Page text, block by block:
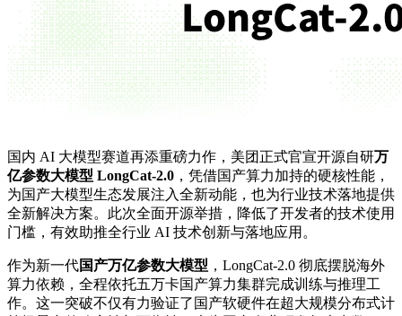
国内 AI 大模型赛道再添重磅力作，美团正式官宣开源自研万
亿参数大模型 LongCat-2.0 ，凭借国产算力加持的硬核性能，
为国产大模型生态发展注入全新动能，也为行业技术落地提供
全新解决方案。此次全面开源举措，降低了开发者的技术使用
门槛，有效助推全行业 AI 技术创新与落地应用。
作为新一代国产万亿参数大模型 ，LongCat-2.0 彻底摆脱海外
算力依赖，全程依托五万卡国产算力集群完成训练与推理工
作。这一突破不仅有力验证了国产软硬件在超大规模分布式计